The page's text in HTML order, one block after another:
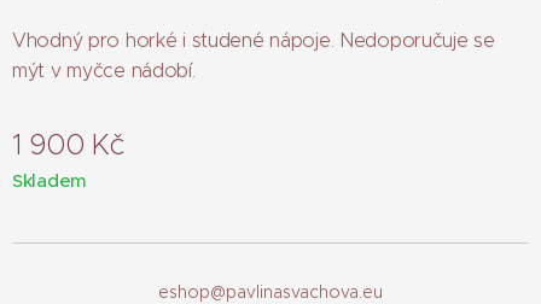
Vhodný pro horké i studené nápoje. Nedoporučuje se
mýt v myčce nádobí.
1 900 Kč
Skladem
eshop@pavlinasvachova.eu